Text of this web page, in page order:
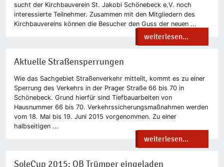
sucht der Kirchbauverein St. Jakobi Schönebeck e.V. noch
interessierte Teilnehmer. Zusammen mit den Mitgliedern des
Kirchbauvereins können die Besucher den Guss der neuen ...
weiterlesen...
Aktuelle Straßensperrungen
Wie das Sachgebiet Straßenverkehr mitteilt, kommt es zu einer
Sperrung des Verkehrs in der Prager Straße 66 bis 70 in
Schönebeck. Grund hierfür sind Tiefbauarbeiten von
Hausnummer 66 bis 70. Verkehrssicherungsmaßnahmen werden
vom 18. Mai bis 19. Juni 2015 vorgenommen. Zu einer
halbseitigen ...
weiterlesen...
SoleCup 2015: OB Trümper eingeladen